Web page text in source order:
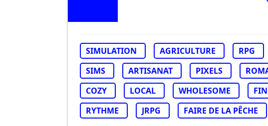
SIMULATION AGRICULTURE RPG
SIMS
ARTISANAT PIXELS
COZY
LOCAL WHOLESOME
RYTHME
JRPG FAIRE DE LA PÊCHE